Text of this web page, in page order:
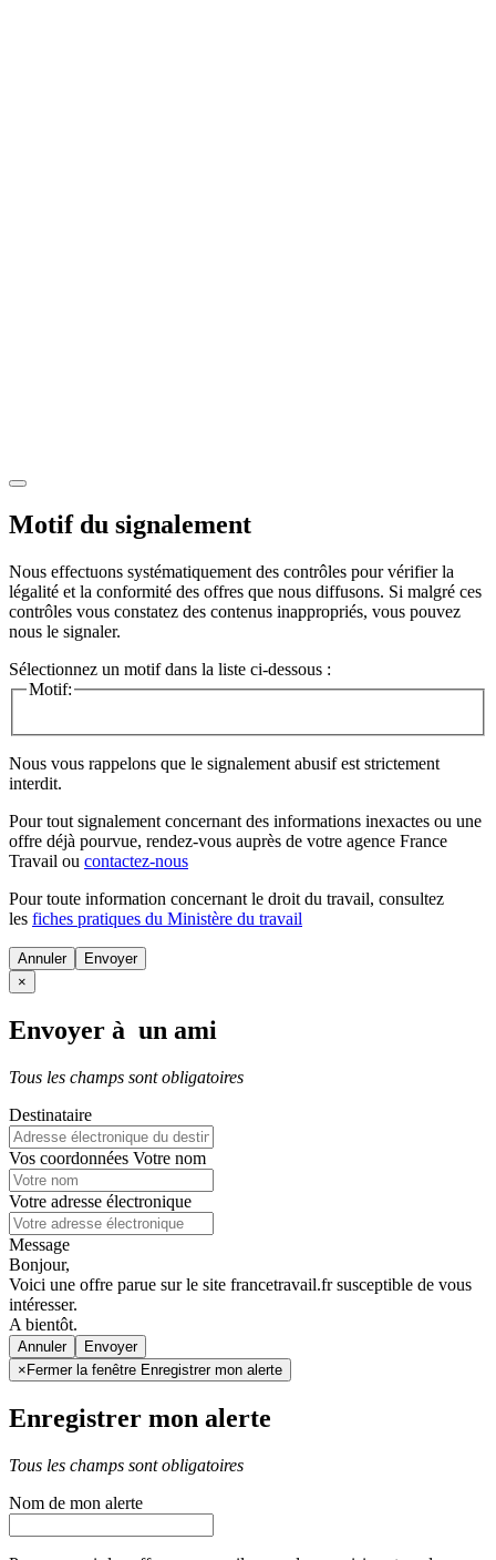
Motif du signalement
Nous effectuons systématiquement des contrôles pour vérifier la
légalité et la conformité des offres que nous diffusons. Si malgré ces
contrôles vous constatez des contenus inappropriés, vous pouvez
nous le signaler.
Sélectionnez un motif dans la liste ci-dessous :
Motif:
Nous vous rappelons que le signalement abusif est strictement
interdit.
Pour tout signalement concernant des informations inexactes ou une
offre déjà pourvue, rendez-vous auprès de votre agence France
Travail ou contactez-nous
Pour toute information concernant le droit du travail, consultez
les fiches pratiques du Ministère du travail
Annuler
×
Envoyer à un ami
Tous les champs sont obligatoires
Destinataire
Vos coordonnées Votre nom
Votre adresse électronique
Message
Bonjour,
Voici une offre parue sur le site francetravail.fr susceptible de vous
intéresser.
A bientôt.
Annuler
× Fermer la fenêtre Enregistrer mon alerte
Enregistrer mon alerte
Tous les champs sont obligatoires
Nom de mon alerte